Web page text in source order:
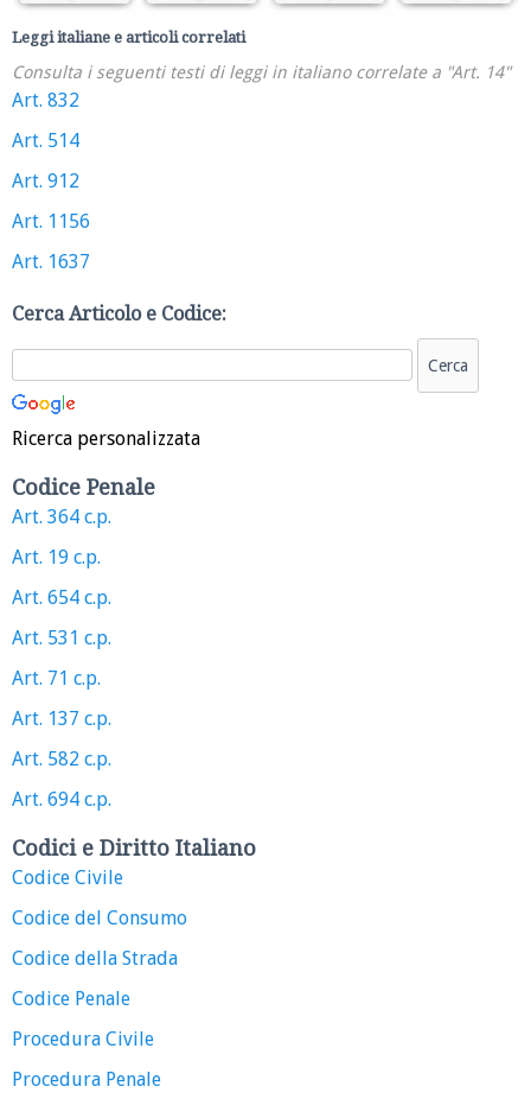
Leggi italiane e articoli correlati
Consulta i seguenti testi di leggi in italiano correlate a "Art. 14"
Art. 832
Art. 514
Art. 912
Art. 1156
Art. 1637
Cerca Articolo e Codice:
Ricerca personalizzata
Codice Penale
Art. 364 c.p.
Art. 19 c.p.
Art. 654 c.p.
Art. 531 c.p.
Art. 71 c.p.
Art. 137 c.p.
Art. 582 c.p.
Art. 694 c.p.
Codici e Diritto Italiano
Codice Civile
Codice del Consumo
Codice della Strada
Codice Penale
Procedura Civile
Procedura Penale